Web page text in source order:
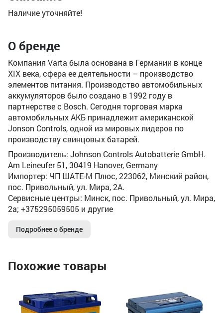
Наличие уточняйте!
О бренде
Компания Varta была основана в Германии в конце
XIX века, сфера ее деятельности – производство
элементов питания. Производство автомобильных
аккумуляторов было создано в 1992 году в
партнерстве с Bosch. Сегодня торговая марка
автомобильных АКБ принадлежит американской
Jonson Controls, одной из мировых лидеров по
производству свинцовых батарей.
Производитель: Johnson Controls Autobatterie GmbH.
Am Leineufer 51, 30419 Hanover, Germany
Импортер: ЧП ШАТЕ-М Плюс, 223062, Минский район,
пос. Привольный, ул. Мира, 2А.
Сервисные центры: Минск, пос. Привольный, ул. Мира,
2а; +375295059505 и другие
Подробнее о бренде
Похожие товары